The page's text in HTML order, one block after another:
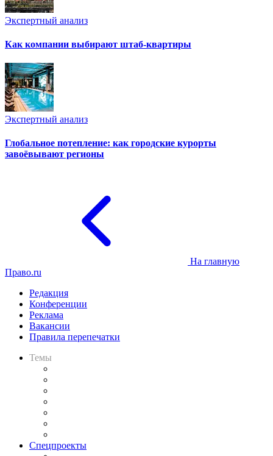
Экспертный анализ
Как компании выбирают штаб-квартиры
Экспертный анализ
Глобальное потепление: как городские курорты
завоёвывают регионы
На главную
Право.ru
Редакция
Конференции
Реклама
Вакансии
Правила перепечатки
Темы
Спецпроекты